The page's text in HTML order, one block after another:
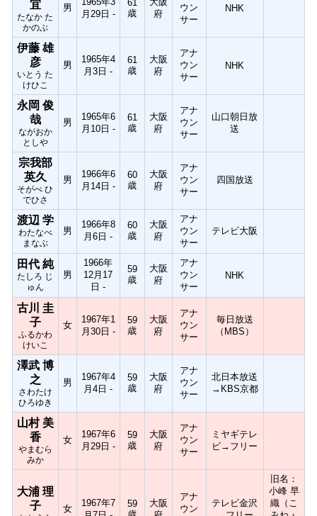
宜
たなか た
かのぶ
男
月29日 -
61
歳
府
ウン
サー
NHK
伊藤 雄
彦
いとう た
けひこ
男
1965年4
月3日 -
61
歳
大阪
府
アナ
ウン
サー
NHK
永岡 俊
哉
ながおか
としや
男
1965年6
月10日 -
61
歳
大阪
府
アナ
ウン
サー
山口朝日放
送
宗我部
英久
そがべ ひ
でひさ
男
1966年6
月14日 -
60
歳
大阪
府
アナ
ウン
サー
四国放送
渡辺 学
わたなべ
まなぶ
男
1966年8
月6日 -
60
歳
大阪
府
アナ
ウン
サー
テレビ大阪
田代 純
たしろ じ
ゅん
男
1966年
12月17
日 -
59
歳
大阪
府
アナ
ウン
サー
NHK
古川 圭
子
ふるかわ
けいこ
女
1967年1
月30日 -
59
歳
大阪
府
アナ
ウン
サー
毎日放送
（MBS）
澤武 博
之
さわたけ
ひろゆき
男
1967年4
月4日 -
59
歳
大阪
府
アナ
ウン
サー
北日本放送
→KBS京都
山村 美
香
やまむら
みか
女
1967年6
月29日 -
59
歳
大阪
府
アナ
ウン
サー
ミヤギテレ
ビ→フリー
大浦 理
子
女
1967年7
59
大阪
アナ
ウン
テレビ金沢
旧名：
小峰 早
織（こ